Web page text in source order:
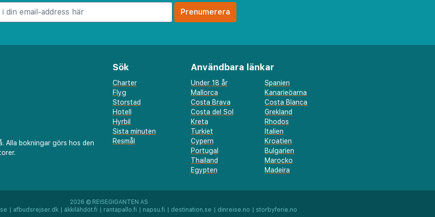
bufféfrukost som
som erbjuder ett
mysig lobbybar, ett
bastu, vilket
i receptionen som är
alltid tillgänglig för
och
beläget för att
och andra ikoniska
Alla bokningar görs hos den
Sök
Charter
Flyg
Storstad
Hotell
Hyrbil
Sista minuten
Resmål
Användbara länkar
Under 18 år
Spanien
Mallorca
Kanarieöarna
Costa Brava
Costa Blanca
Costa del Sol
Grekland
Kreta
Rhodos
Turkiet
Italien
Cypern
Kroatien
Portugal
Bulgarien
Thailand
Marocko
Egypten
Madeira
2026 © REISEGIGANTEN AS
afbudsrejser.dk äkkilähdöt.fi rantapallo.fi napsu.fi destination.se dinreise.no storbyferie.no